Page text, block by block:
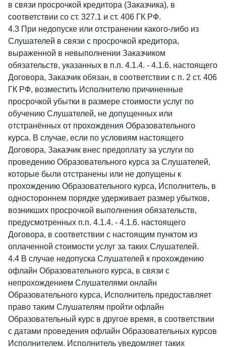
в связи просрочкой кредитора (Заказчика), в
соответствии со ст. 327.1 и ст. 406 ГК РФ.
4.3 При недопуске или отстранении какого-либо из
Слушателей в связи с просрочкой кредитора,
выраженной в невыполнении Заказчиком
обязательств, указанных в п.п. 4.1.4. - 4.1.6. настоящего
Договора, Заказчик обязан, в соответствии с п. 2 ст. 406
ГК РФ, возместить Исполнителю причиненные
просрочкой убытки в размере стоимости услуг по
обучению Слушателей, не допущенных или
отстранённых от прохождения Образовательного
курса. В случае, если по условиям настоящего
Договора, Заказчик внес предоплату за услуги по
проведению Образовательного курса за Слушателей,
которые были отстранены или не допущены к
прохождению Образовательного курса, Исполнитель, в
одностороннем порядке удерживает размер убытков,
возникших просрочкой выполнения обязательств,
предусмотренных п.п. 4.1.4. - 4.1.6. настоящего
Договора, в соответствии с настоящим пунктом из
оплаченной стоимости услуг за таких Слушателей.
4.4 В случае недопуска Слушателей к прохождению
офлайн Образовательного курса, в связи с
непрохождением Слушателями онлайн
Образовательного курса, Исполнитель предоставляет
право таким Слушателям пройти офлайн
Образовательный курс в другое время, в соответствии
с датами проведения офлайн Образовательных курсов
Исполнителем. Исполнитель уведомляет таких